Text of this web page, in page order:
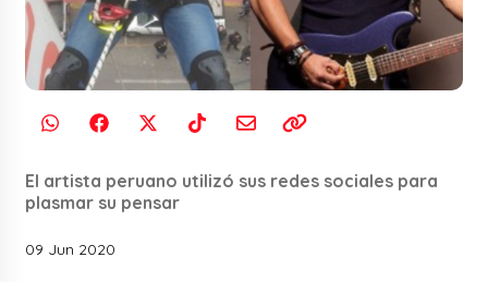
El artista peruano utilizó sus redes sociales para
plasmar su pensar
09 Jun 2020